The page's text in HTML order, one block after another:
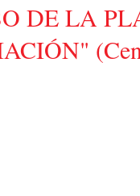
DE LA